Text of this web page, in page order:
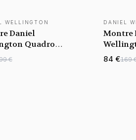
WELLINGTON
Daniel
Quadro
Pressed Piano
€
DANIEL
Montre
Quadro
84 €169